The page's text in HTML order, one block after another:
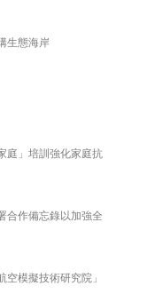
庭」培訓強化家庭抗
合作備忘錄以加強全
模擬技術研究院」
生態海岸